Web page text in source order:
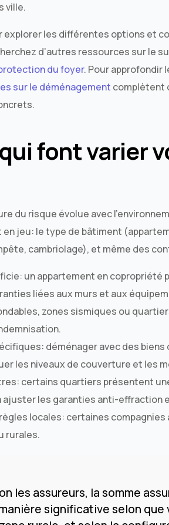
ville.
les différentes options et
d’autres ressources sur le
du foyer. Pour approfondir
sur le déménagement complètent
font varier
du risque évolue avec
jeu: le type de bâtiment
cambriolage), et même des
un appartement en copropriété
liées aux murs et aux
zones sismiques ou
déménager avec des
les niveaux de couverture et les
certains quartiers présentent
ajuster les garanties anti-effraction
locales: certaines
rurales.
les assureurs, la somme
significative selon que